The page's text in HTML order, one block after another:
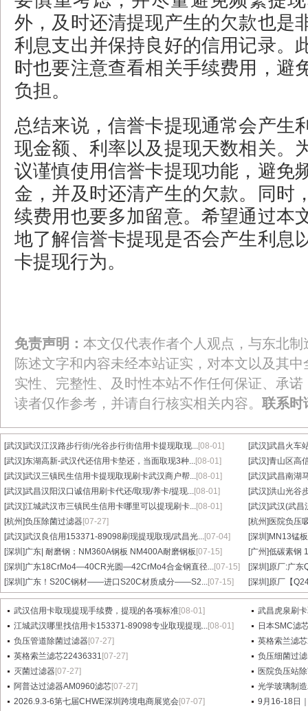
外，及时还清提现产生的欠款也是
利息支出并保持良好的信用记录。
时也要注意查看相关手续费用，避
负担。
总结来说，信誉卡提现通常会产生
现金额、利率以及提现天数相关。
议谨慎使用信誉卡提现功能，避免
金，并及时还清产生的欠款。同时
续费用也要多加留意。希望通过本
地了解信誉卡提现是否会产生利息
卡提现行为。
免责声明： 本文仅代表作者个人观点，与东北
陈述文字和内容未经本站证实，对本文以及其
实性、完整性、及时性本站不作任何保证、承
读者仅作参考，并请自行核实相关内容。 联系时
[武汉]武汉江汉路步行街/光谷步行街信用卡提现取现...[08-01] [武汉]武昌火车
[武汉]东湖高新-武汉代还信用卡垫还，当面取现3种...[08-01] [武汉]青山区高
[武汉]武汉三镇民生信用卡提现取现刷卡武汉商户帮...[08-01] [武汉]武昌南湖
[武汉]武昌汉阳汉口诚信用刷卡代还/取现/养卡/提现...[08-01] [武汉]洪山光谷
[武汉]江城武汉市三镇民生信用卡哪里可以提现刷卡...[08-01] [武汉]武汉(武昌
[杭州]负压除菌过滤器[07-27] [杭州] 医院负压
[武汉]武汉良信用153371-89098刷现提现取现/武昌光...[07-04] [深圳] MN13锰
[深圳]广东| 耐磨钢：NM360A钢板 NM400A耐磨钢板 [07-15] [广州]低碳素钢
[深圳]广东18CrMo4—40CR光圆—42CrMo4合金钢直径...[07-15] [深圳]原厂:广东
[深圳]广东！S20C钢材——进口S20C材质成分——S2...[07-15] [深圳]原厂【
武汉信用卡取现提现手续费，提现的各项标准[08-01]
武昌虎泉刷
江城武汉哪里找信用卡153371-89098专业取现提现...[08-01]
日本SMC滤
负压管道除菌过滤器[07-27]
英格索兰滤
英格索兰滤芯22436331 [07-27]
负压细菌过
灭菌过滤器[07-27]
医院负压站
阿普达过滤器AM0960滤芯[07-27]
光学玻璃制
2026.9.3-6第七届CHWE深圳跨境电商展览会[07-07]
9月16-18日